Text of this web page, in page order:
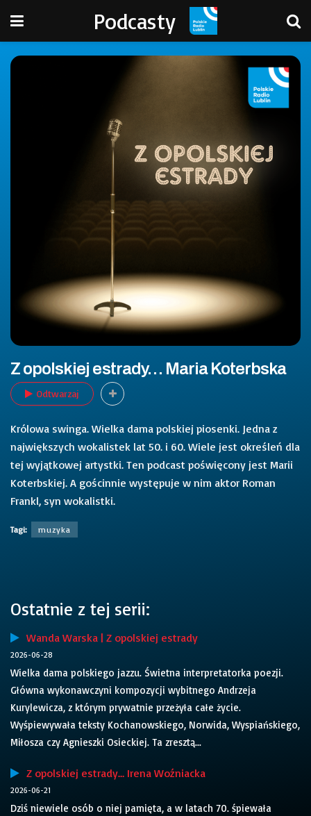
Podcasty
Z opolskiej estrady… Maria Koterbska
Odtwarzaj
Królowa swinga. Wielka dama polskiej piosenki. Jedna z
największych wokalistek lat 50. i 60. Wiele jest określeń dla
tej wyjątkowej artystki. Ten podcast poświęcony jest Marii
Koterbskiej. A gościnnie występuje w nim aktor Roman
Frankl, syn wokalistki.
Tagi: muzyka
Ostatnie z tej serii:
Wanda Warska | Z opolskiej estrady
2026-06-28
Wielka dama polskiego jazzu. Świetna interpretatorka poezji.
Główna wykonawczyni kompozycji wybitnego Andrzeja
Kurylewicza, z którym prywatnie przeżyła całe życie.
Wyśpiewywała teksty Kochanowskiego, Norwida, Wyspiańskiego,
Miłosza czy Agnieszki Osieckiej. Ta zresztą...
Z opolskiej estrady… Irena Woźniacka
2026-06-21
Dziś niewiele osób o niej pamięta, a w latach 70. śpiewała